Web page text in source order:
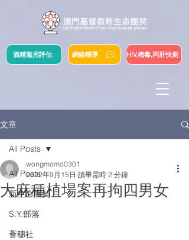
網絡輔導
酒精濫用評估 HIV,梅毒,丙肝快測
文章
All Posts
新生命團契
S.Y.部落
薈穗社
All Posts
大麻種植場案再拘四男女
wongmomo0301
2022年9月15日 讀畢需時 2 分鐘